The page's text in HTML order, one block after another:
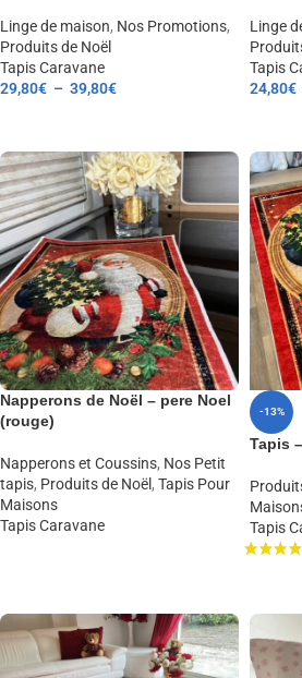
Linge de maison, Nos Promotions,
Produits de Noël
Tapis Caravane
29,80€ – 39,80€
Linge
Tapis
24,80€
Napperons de Noël – pere Noel
(rouge)
Napperons et Coussins, Nos Petit
tapis, Produits de Noël , Tapis Pour
Maisons
Tapis Caravane
-13%
Tapis
Tapis